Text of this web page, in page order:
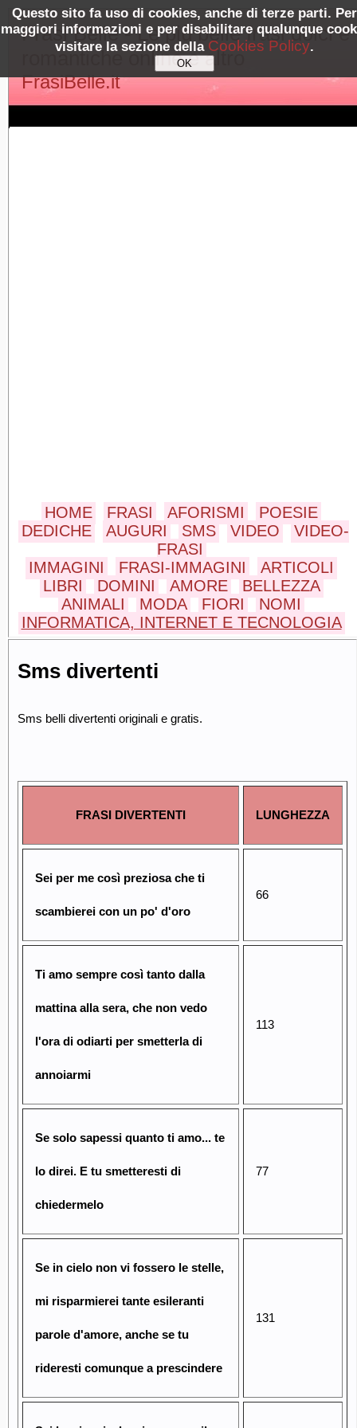
Questo sito fa uso di cookies, anche di terze parti. Per
maggiori informazioni e per disabilitare qualunque
visitare la sezione della Cookies Policy.
Frasi Belle - Le più belle frasi dolci e
romantiche online e altro
FrasiBelle.it
HOME FRASI AFORISMI
POESIE
DEDICHE
AUGURI SMS VIDEO
VIDEO-
FRASI
IMMAGINI
FRASI-IMMAGINI
ARTICOLI
LIBRI
DOMINI AMORE
BELLEZZA
ANIMALI
MODA FIORI
NOMI
INFORMATICA, INTERNET E TECNOLOGIA
Sms divertenti
Sms belli divertenti originali e gratis.
FRASI DIVERTENTI LUNGHEZZA
Sei per me così preziosa che ti
scambierei con un po' d'oro
66
Ti amo sempre così tanto dalla
mattina alla sera, che non vedo
l'ora di odiarti per smetterla di
annoiarmi
113
Se solo sapessi quanto ti amo... te
lo direi. E tu smetteresti di
chiedermelo
77
Se in cielo non vi fossero le stelle,
mi risparmierei tante esileranti
parole d'amore, anche se tu
rideresti comunque a prescindere
131